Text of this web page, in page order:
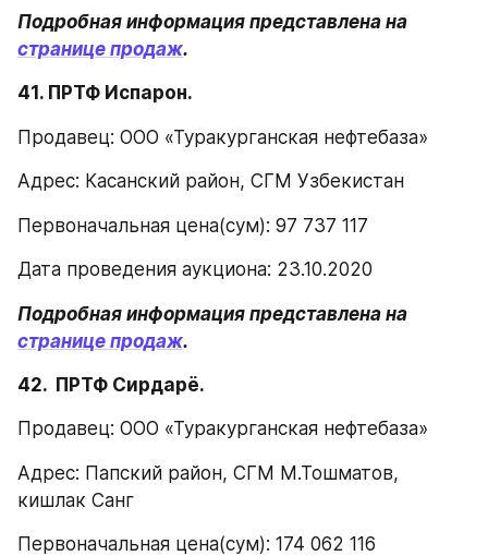
странице продаж.
41. ПРТФ Испарон.
Продавец: ООО «Туракурганская нефтебаза»
Адрес: Касанский район, СГМ Узбекистан
Первоначальная цена(сум): 97 737 117
Дата проведения аукциона: 23.10.2020
странице продаж.
42.  ПРТФ Сирдарё.
Продавец: ООО «Туракурганская нефтебаза»
Адрес: Папский район, СГМ М.Тошматов,
кишлак Санг
Первоначальная цена(сум): 174 062 116